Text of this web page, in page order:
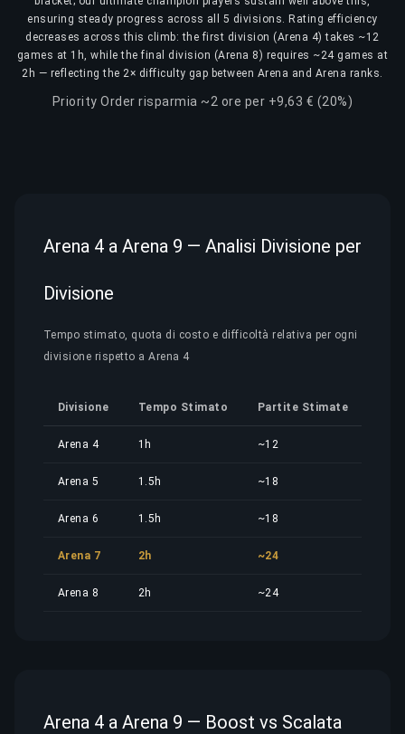
ensuring steady progress across all 5 divisions. Rating efficiency
decreases across this climb: the first division (Arena 4) takes ~12
games at 1h, while the final division (Arena 8) requires ~24 games at
2h — reflecting the 2× difficulty gap between Arena and Arena ranks.
Priority Order risparmia ~2 ore per +9,63 € (20%)
Arena 4 a Arena 9 — Analisi Divisione per
Divisione
Tempo stimato, quota di costo e difficoltà relativa per ogni
divisione rispetto a Arena 4
Divisione Tempo Stimato Partite Stimate
Arena 4 1h ~12
Arena 5 1.5h ~18
Arena 6 1.5h ~18
Arena 7 2h ~24
Arena 8 2h ~24
Arena 4 a Arena 9 — Boost vs Scalata